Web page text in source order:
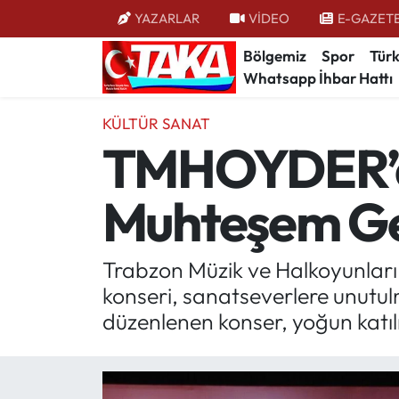
YAZARLAR VİDEO E-
Bölgemiz Spor
Whatsapp İhbar Hattı
KÜLTÜR SANAT
Muhteşem
Trabzon Müzik ve
konseri, sanatseverlere
düzenlenen konser, yoğun
Bölgemiz
Kültür/Sanat
Politik Kulis
Magazin
Trabzon Nöbetçi Eczaneler
Trabzon Hava Durumu
Trabzon Trafik Yoğunluk Haritası
Süper Lig Puan Durumu ve Fikstür
Son Dakika Haberleri